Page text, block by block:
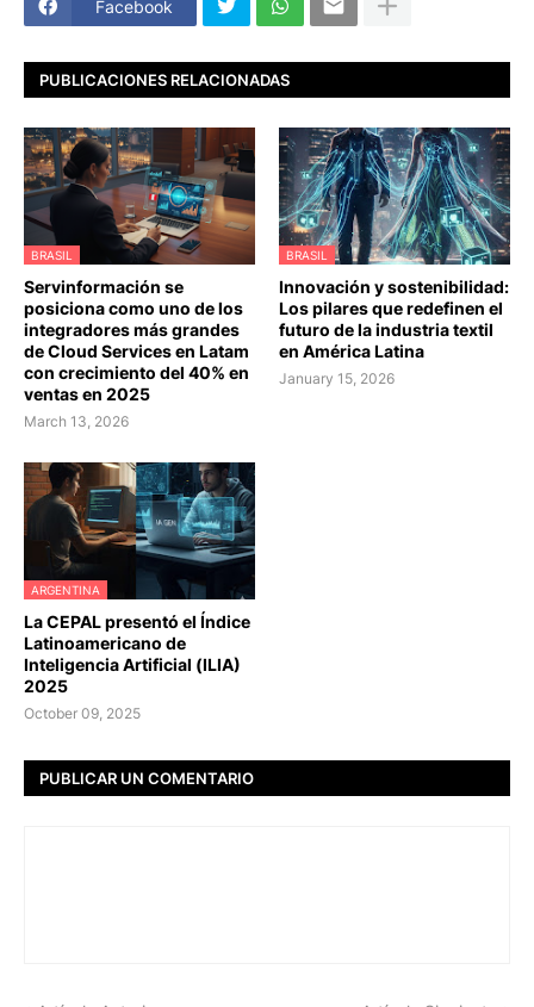
Facebook
PUBLICACIONES RELACIONADAS
BRASIL
Servinformación se
posiciona como uno de los
integradores más grandes
de Cloud Services en Latam
con crecimiento del 40% en
ventas en 2025
March 13, 2026
BRASIL
Innovación y sostenibilidad:
Los pilares que redefinen el
futuro de la industria textil
en América Latina
January 15, 2026
ARGENTINA
La CEPAL presentó el Índice
Latinoamericano de
Inteligencia Artificial (ILIA)
2025
October 09, 2025
PUBLICAR UN COMENTARIO